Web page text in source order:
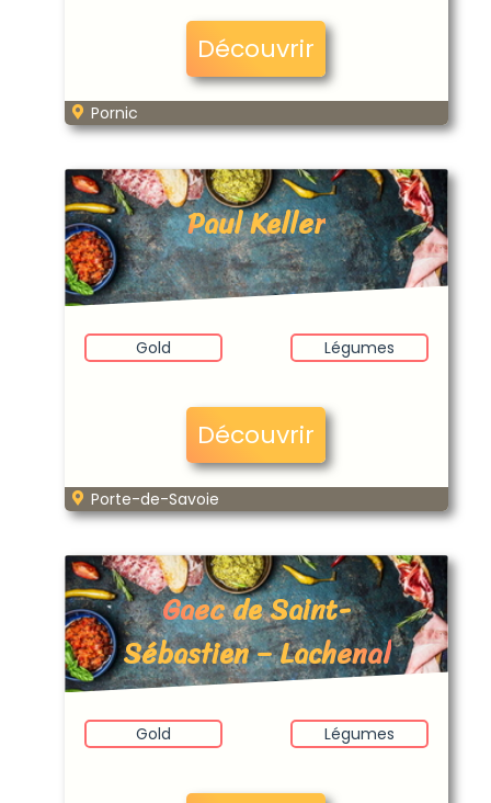
Découvrir
Pornic
Paul Keller
Gold Légumes
Découvrir
Porte-de-Savoie
Gaec de Saint-
Sébastien – Lachenal
Gold Légumes